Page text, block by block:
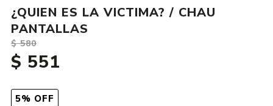
5% OFF
¿QUIEN ES LA VICTIMA? / CHAU
PANTALLAS
$ 580
$ 551